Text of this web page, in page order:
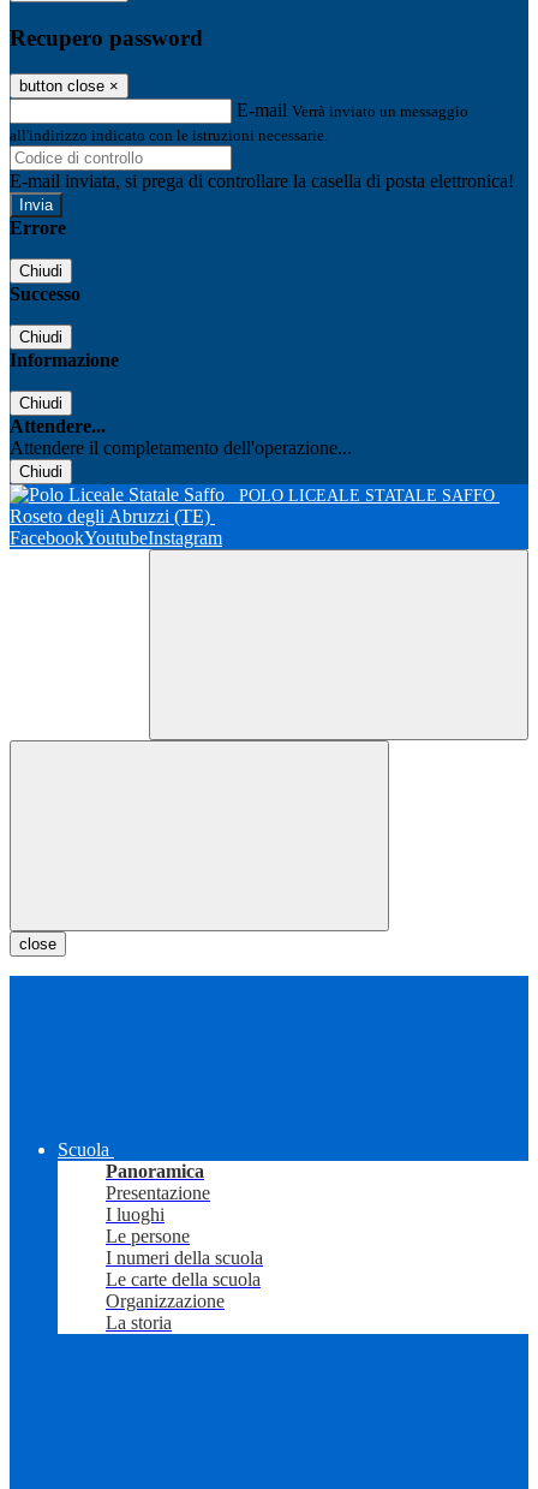
Recupero password
button close ×
E-mail Verrà inviato un messaggio
all'indirizzo indicato con le istruzioni necessarie.
E-mail inviata, si prega di controllare la casella di posta elettronica!
Errore
Chiudi
Successo
Chiudi
Informazione
Chiudi
Attendere...
Attendere il completamento dell'operazione...
Chiudi
POLO LICEALE STATALE SAFFO
Roseto degli Abruzzi (TE)
FacebookYoutubeInstagram
close
Scuola
Panoramica
Presentazione
I luoghi
Le persone
I numeri della scuola
Le carte della scuola
Organizzazione
La storia